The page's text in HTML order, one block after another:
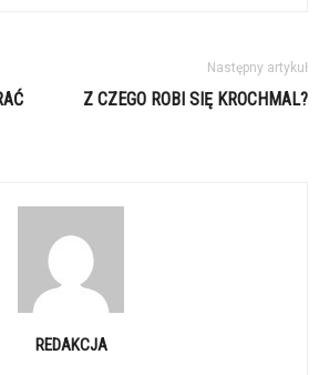
Następny artykuł
Z CZEGO ROBI SIĘ KROCHMAL?
REDAKCJA